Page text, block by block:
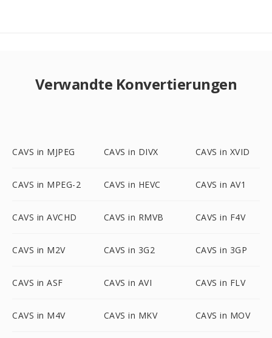
Verwandte Konvertierungen
CAVS in MJPEG CAVS in DIVX CAVS in XVID
CAVS in MPEG-2 CAVS in HEVC CAVS in AV1
CAVS in AVCHD CAVS in RMVB CAVS in F4V
CAVS in M2V CAVS in 3G2 CAVS in 3GP
CAVS in ASF CAVS in AVI CAVS in FLV
CAVS in M4V CAVS in MKV CAVS in MOV